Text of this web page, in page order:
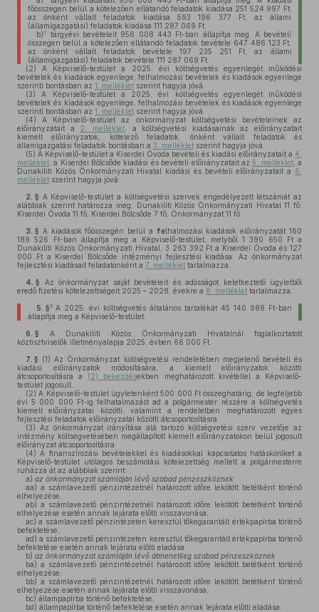
főösszegen belül a kötelezően ellátandó feladatok kiadása 251 524 997 Ft,
az önként vállalt feladatok kiadása 593 196 377 Ft, az állami
(államigazgatási) feladatok kiadása 111 287 069 Ft.
b) 2
tárgyévi bevételeit 956 008 443 Ft-ban állapítja meg. A bevételi
összegen belül a kötelezően ellátandó feladatok bevétele 647 486 123 Ft,
az önként vállalt feladatok bevétele 197 235 251 Ft, az állami
(államigazgatási) feladatok bevétele 111 287 069 Ft.
(2) A Képviselő-testület a 2025. évi költségvetés egyenlegét működési
bevételek és kiadások egyenlege, felhalmozási bevételek és kiadások egyenlege
szerinti bontásban az 1. melléklet szerint hagyja jóvá.
(3) A Képviselő-testület a 2025. évi költségvetés egyenlegét működési
bevételek és kiadások egyenlege, felhalmozási bevételek és kiadások egyenlege
szerinti bontásban az 1. melléklet szerint hagyja jóvá.
(4) A Képviselő-testület az önkormányzat költségvetési bevételeinek az
előirányzatait a 2. melléklet, a költségvetési kiadásainak az előirányzatait
kiemelt előirányzatok, kötelező feladatok, önként vállalt feladatok és
államigazgatási feladatok bontásban a 3. melléklet szerint hagyja jóvá.
(5) A Képviselő-testület a Kiserdei Óvoda bevételi és kiadási előirányzatait a 4.
melléklet , a Kiserdei Bölcsőde kiadási és bevételi előirányzatait az5. melléklet, a
Dunakiliti Közös Önkormányzati Hivatal kiadási és bevételi előirányzatait a 6.
melléklet szerint hagyja jóvá.
2. § A Képviselő-testület a költségvetési szervek engedélyezett létszámát az
alábbiak szerint határozza meg: Dunakiliti Közös Önkormányzati Hivatal 11 fő,
Kiserdei Óvoda 11 fő, Kiserdei Bölcsőde 7 fő, Önkormányzat 11 fő.
3. § A kiadások főösszegén belül a felhalmozási kiadások előirányzatát 160
189 526 Ft-ban állapítja meg a Képviselő-testület, melyből 1 390 650 Ft a
Dunakiliti Közös Önkormányzati Hivatal, 3 263 392 Ft a Kiserdei Óvoda és 127
000 Ft a Kiserdei Bölcsőde intézményi fejlesztési kiadása. Az önkormányzat
fejlesztési kiadásait feladatonként a 7. melléklet tartalmazza.
4. § Az önkormányzat saját bevételeit és adósságot keletkeztető ügyletből
eredő fizetési kötelezettségeit 2025 – 2028. évekre a 8. melléklet tartalmazza.
5. §3 A 2025. évi költségvetés általános tartalékát 45 140 988 Ft-ban
állapítja meg a Képviselő-testület.
6. § A Dunakiliti Közös Önkormányzati Hivatalnál foglalkoztatott
köztisztviselők illetményalapja 2025. évben 66 000 Ft.
7. § (1) Az Önkormányzat költségvetési rendeletében megjelenő bevételi és
kiadási előirányzatok módosítására, a kiemelt előirányzatok közötti
átcsoportosításra a (2) bekezdésekben meghatározott kivétellel a Képviselő-
testület jogosult.
(2) A Képviselő-testület ügyletenként 500 000 Ft összeghatárig, de legfeljebb
évi 5 000 000 Ft-ig felhatalmazást ad a polgármester részére a költségvetés
kiemelt előirányzatai közötti, valamint a rendeletben meghatározott egyes
fejlesztési feladatok előirányzatai közötti átcsoportosításra.
(3) Az önkormányzat irányítása alá tartozó költségvetési szerv vezetője az
intézmény költségvetésében megállapított kiemelt előirányzatokon belül jogosult
előirányzat átcsoportosításra.
(4) A finanszírozási bevételekkel és kiadásokkal kapcsolatos hatásköröket a
Képviselő-testület utólagos beszámolási kötelezettség mellett a polgármesterre
ruházza át az alábbiak szerint:
a) az önkormányzat számláján lévő szabad pénzeszköznek
aa) a számlavezető pénzintézetnél határozott időre lekötött betétként történő
elhelyezése,
ab) a számlavezető pénzintézetnél határozott időre lekötött betétként történő
elhelyezése esetén annak lejárata előtti visszavonása,
ac) a számlavezető pénzintézeten keresztül tőkegarantált értékpapírba történő
befektetése,
ad) a számlavezető pénzintézeten keresztül tőkegarantált értékpapírba történő
befektetése esetén annak lejárata előtti eladása.
b) az önkormányzat számláján lévő átmenetileg szabad pénzeszköznek
ba) a számlavezető pénzintézetnél határozott időre lekötött betétként történő
elhelyezése,
bb) a számlavezető pénzintézetnél határozott időre lekötött betétként történő
elhelyezése esetén annak lejárata előtti visszavonása,
bc) állampapírba történő befektetése,
bd) állampapírba történő befektetése esetén annak lejárata előtti eladása.